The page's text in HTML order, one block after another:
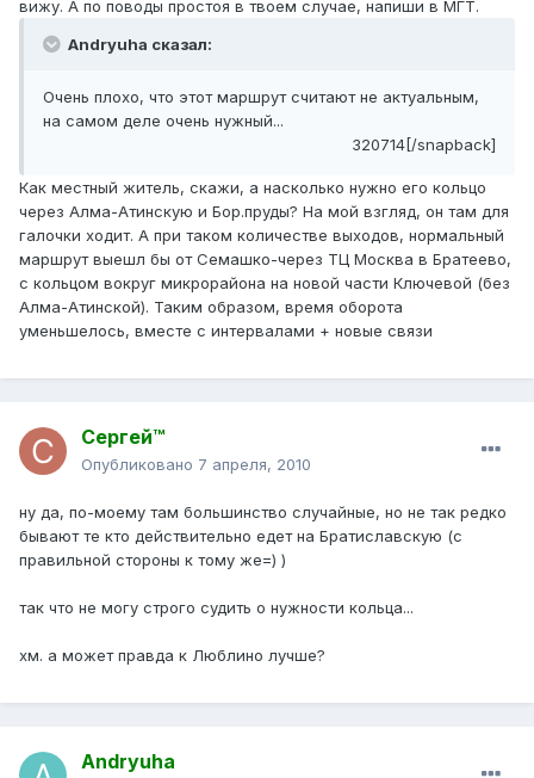
вижу. А по поводы простоя в твоем случае, напиши в МГТ.
Andryuha сказал:
Очень плохо, что этот маршрут считают не актуальным,
на самом деле очень нужный...
320714[/snapback]
Как местный житель, скажи, а насколько нужно его кольцо
через Алма-Атинскую и Бор.пруды? На мой взгляд, он там для
галочки ходит. А при таком количестве выходов, нормальный
маршрут выешл бы от Семашко-через ТЦ Москва в Братеево,
с кольцом вокруг микрорайона на новой части Ключевой (без
Алма-Атинской). Таким образом, время оборота
уменьшелось, вместе с интервалами + новые связи
Сергей™
Опубликовано 7 апреля, 2010
ну да, по-моему там большинство случайные, но не так редко
бывают те кто действительно едет на Братиславскую (с
правильной стороны к тому же=) )
так что не могу строго судить о нужности кольца...
хм. а может правда к Люблино лучше?
Andryuha